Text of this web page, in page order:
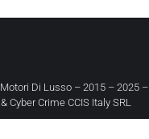
Motori Di Lusso – 2015 – 2025
& Cyber Crime CCIS Italy SRL